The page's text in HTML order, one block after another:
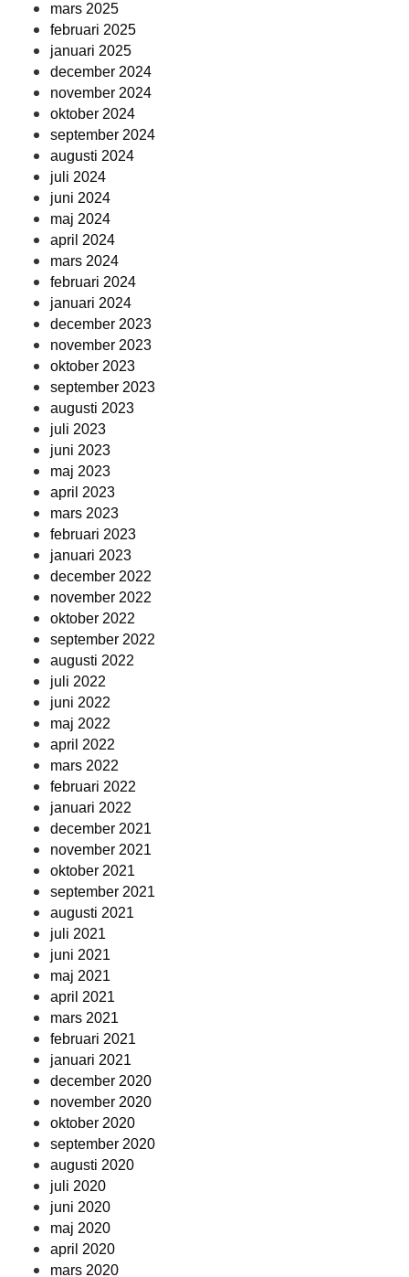
mars 2025
februari 2025
januari 2025
december 2024
november 2024
oktober 2024
september 2024
augusti 2024
juli 2024
juni 2024
maj 2024
april 2024
mars 2024
februari 2024
januari 2024
december 2023
november 2023
oktober 2023
september 2023
augusti 2023
juli 2023
juni 2023
maj 2023
april 2023
mars 2023
februari 2023
januari 2023
december 2022
november 2022
oktober 2022
september 2022
augusti 2022
juli 2022
juni 2022
maj 2022
april 2022
mars 2022
februari 2022
januari 2022
december 2021
november 2021
oktober 2021
september 2021
augusti 2021
juli 2021
juni 2021
maj 2021
april 2021
mars 2021
februari 2021
januari 2021
december 2020
november 2020
oktober 2020
september 2020
augusti 2020
juli 2020
juni 2020
maj 2020
april 2020
mars 2020